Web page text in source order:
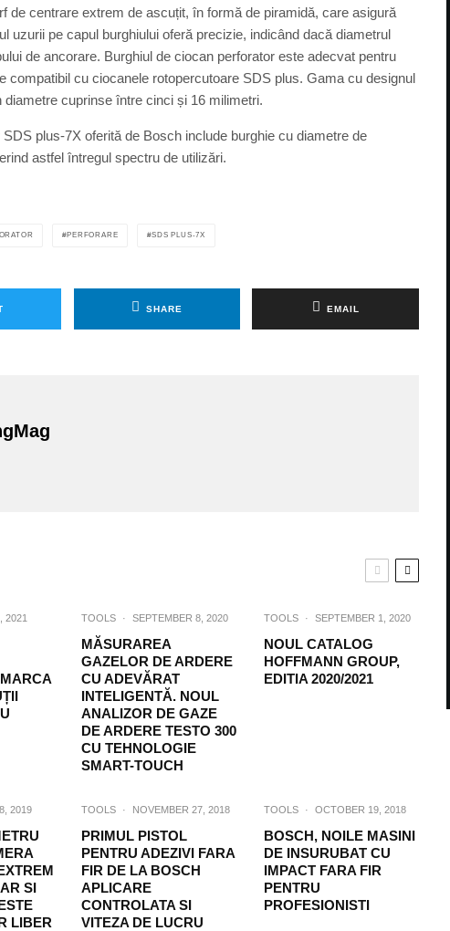
de centrare extrem de ascuțit, în formă de piramidă, care asigură
uzurii pe capul burghiului oferă precizie, indicând dacă diametrul
de ancorare. Burghiul de ciocan perforator este adecvat pentru
compatibil cu ciocanele rotopercutoare SDS plus. Gama cu designul
cuprinse între cinci și 16 milimetri.
plus-7X oferită de Bosch include burghie cu diametre de
astfel întregul spectru de utilizări.
PERFORARE SDS PLUS-7X
SHARE EMAIL
2021 TOOLS · SEPTEMBER 8, 2020
MĂSURAREA
GAZELOR DE ARDERE
CU ADEVĂRAT
INTELIGENTĂ. NOUL
ANALIZOR DE GAZE
DE ARDERE TESTO 300
CU TEHNOLOGIE
SMART-TOUCH
TOOLS · SEPTEMBER 1, 2020
NOUL CATALOG
HOFFMANN GROUP,
EDITIA 2020/2021
2019
SI
LIBER
TOOLS · NOVEMBER 27, 2018
PRIMUL PISTOL
PENTRU ADEZIVI FARA
FIR DE LA BOSCH
APLICARE
CONTROLATA SI
VITEZA DE LUCRU
TOOLS · OCTOBER 19, 2018
BOSCH, NOILE MASINI
DE INSURUBAT CU
IMPACT FARA FIR
PENTRU
PROFESIONISTI